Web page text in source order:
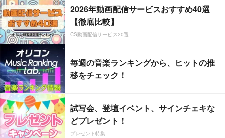
2026年動画配信サービスおすすめ40選
【徹底比較】
CS動画配信サービス20選
毎週の音楽ランキングから、ヒットの推
移をチェック！
試写会、登壇イベント、サインチェキな
どプレゼント！
プレゼント特集